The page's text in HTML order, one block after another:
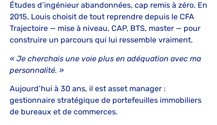
Études d’ingénieur abandonnées, cap remis à zéro. En
2015, Louis choisit de tout reprendre depuis le CFA
Trajectoire — mise à niveau, CAP, BTS, master — pour
construire un parcours qui lui ressemble vraiment.
« Je cherchais une voie plus en adéquation avec ma
personnalité. »
Aujourd’hui à 30 ans, il est asset manager :
gestionnaire stratégique de portefeuilles immobiliers
de bureaux et de commerces.